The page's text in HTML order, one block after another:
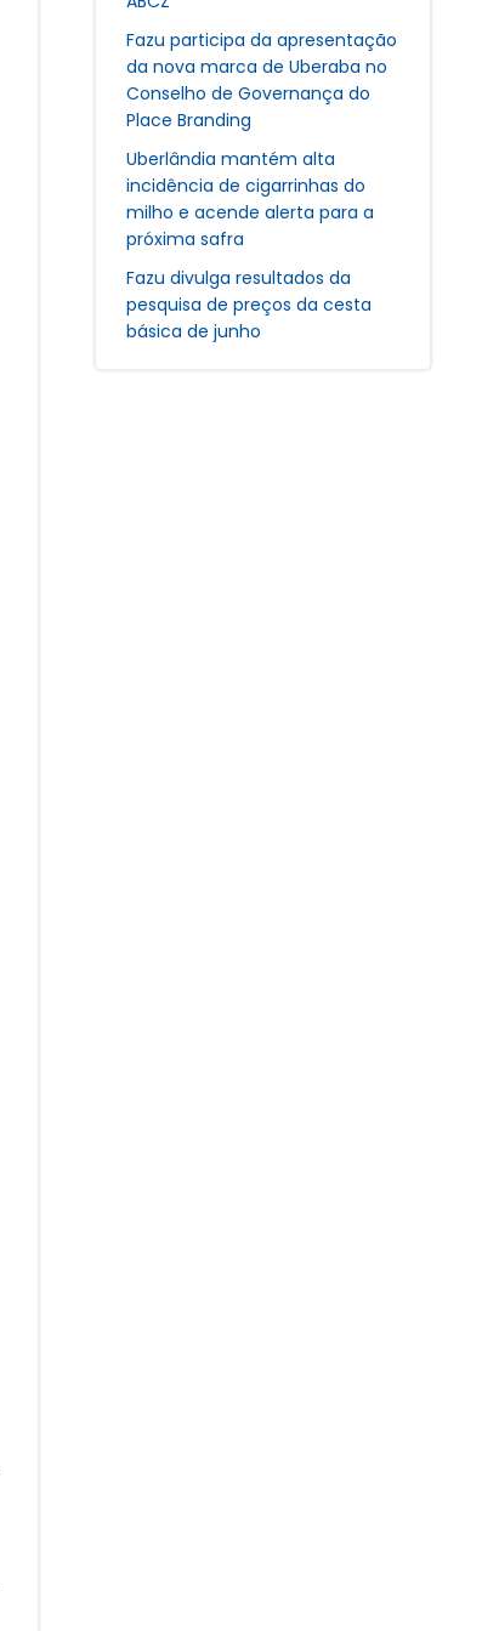
Fazu participa da apresentação
da nova marca de Uberaba no
Conselho de Governança do
Place Branding
Uberlândia mantém alta
incidência de cigarrinhas do
milho e acende alerta para a
próxima safra
Fazu divulga resultados da
pesquisa de preços da cesta
básica de junho